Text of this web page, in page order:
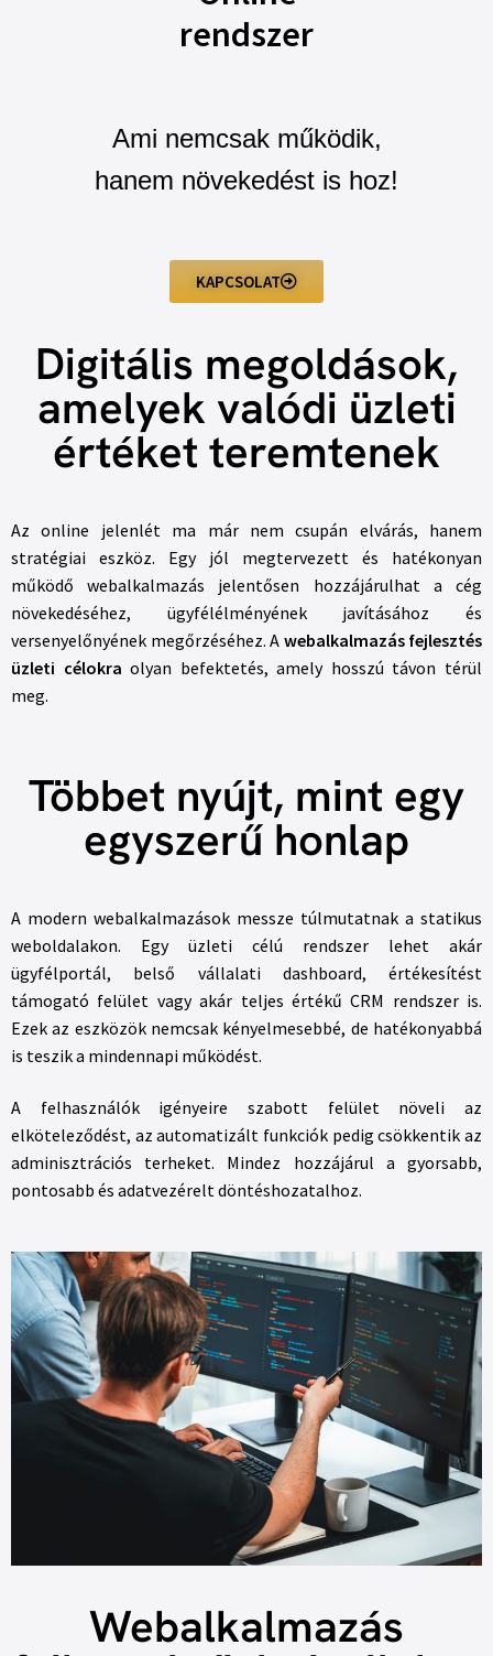
rendszer
Ami nemcsak működik,
hanem növekedést is hoz!
KAPCSOLAT
Digitális megoldások,
amelyek valódi üzleti
értéket teremtenek
Az online jelenlét ma már nem csupán elvárás, hanem
stratégiai eszköz. Egy jól megtervezett és hatékonyan
működő webalkalmazás jelentősen hozzájárulhat a cég
növekedéséhez, ügyfélélményének javításához és
versenyelőnyének megőrzéséhez. A webalkalmazás fejlesztés
üzleti célokra olyan befektetés, amely hosszú távon térül
meg.
Többet nyújt, mint egy
egyszerű honlap
A modern webalkalmazások messze túlmutatnak a statikus
weboldalakon. Egy üzleti célú rendszer lehet akár
ügyfélportál, belső vállalati dashboard, értékesítést
támogató felület vagy akár teljes értékű CRM rendszer is.
Ezek az eszközök nemcsak kényelmesebbé, de hatékonyabbá
is teszik a mindennapi működést.
A felhasználók igényeire szabott felület növeli az
elköteleződést, az automatizált funkciók pedig csökkentik az
adminisztrációs terheket. Mindez hozzájárul a gyorsabb,
pontosabb és adatvezérelt döntéshozatalhoz.
Webalkalmazás